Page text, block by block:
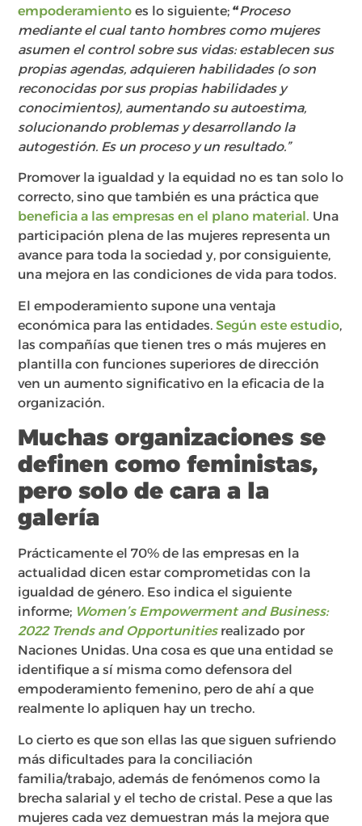
empoderamiento es lo siguiente; “Proceso
mediante el cual tanto hombres como mujeres
asumen el control sobre sus vidas: establecen sus
propias agendas, adquieren habilidades (o son
reconocidas por sus propias habilidades y
conocimientos), aumentando su autoestima,
solucionando problemas y desarrollando la
autogestión. Es un proceso y un resultado.”
Promover la igualdad y la equidad no es tan solo lo
correcto, sino que también es una práctica que
beneficia a las empresas en el plano material. Una
participación plena de las mujeres representa un
avance para toda la sociedad y, por consiguiente,
una mejora en las condiciones de vida para todos.
El empoderamiento supone una ventaja
económica para las entidades.Según este estudio,
las compañías que tienen tres o más mujeres en
plantilla con funciones superiores de dirección
ven un aumento significativo en la eficacia de la
organización.
Muchas organizaciones se
definen como feministas,
pero solo de cara a la
galería
Prácticamente el 70% de las empresas en la
actualidad dicen estar comprometidas con la
igualdad de género. Eso indica el siguiente
informe; Women’s Empowerment and Business:
2022 Trends and Opportunitiesrealizado por
Naciones Unidas. Una cosa es que una entidad se
identifique a sí misma como defensora del
empoderamiento femenino, pero de ahí a que
realmente lo apliquen hay un trecho.
Lo cierto es que son ellas las que siguen sufriendo
más dificultades para la conciliación
familia/trabajo, además de fenómenos como la
brecha salarial y el techo de cristal. Pese a que las
mujeres cada vez demuestran más la mejora que